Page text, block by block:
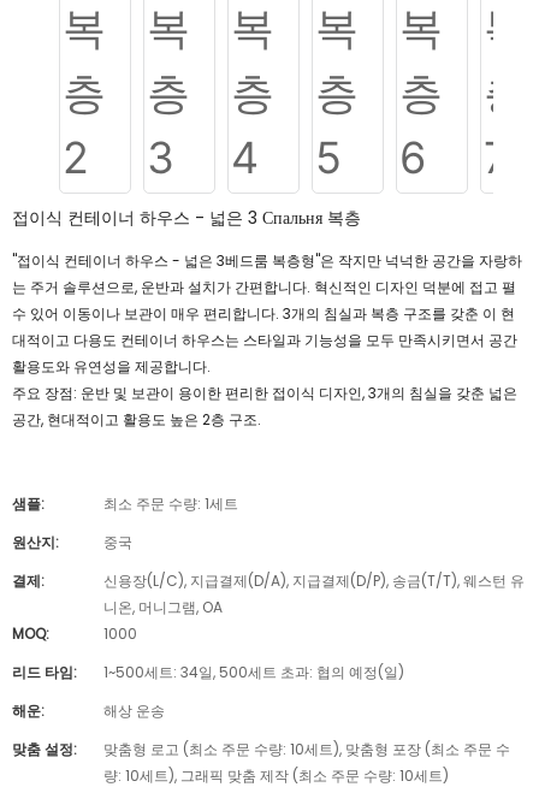
접이식 컨테이너 하우스 - 넓은 3 Спальня 복층
"접이식 컨테이너 하우스 - 넓은 3베드룸 복층형"은 작지만 넉넉한 공간을 자랑하
는 주거 솔루션으로, 운반과 설치가 간편합니다. 혁신적인 디자인 덕분에 접고 펼
수 있어 이동이나 보관이 매우 편리합니다. 3개의 침실과 복층 구조를 갖춘 이 현
대적이고 다용도 컨테이너 하우스는 스타일과 기능성을 모두 만족시키면서 공간
활용도와 유연성을 제공합니다.
주요 장점: 운반 및 보관이 용이한 편리한 접이식 디자인, 3개의 침실을 갖춘 넓은
공간, 현대적이고 활용도 높은 2층 구조.
샘플:
최소 주문 수량: 1세트
원산지:
중국
결제:
신용장(L/C), 지급결제(D/A), 지급결제(D/P), 송금(T/T), 웨스턴 유
니온, 머니그램, OA
MOQ:
1000
리드 타임:
1~500세트: 34일, 500세트 초과: 협의 예정(일)
해운:
해상 운송
맞춤 설정:
맞춤형 로고 (최소 주문 수량: 10세트), 맞춤형 포장 (최소 주문 수
량: 10세트), 그래픽 맞춤 제작 (최소 주문 수량: 10세트)